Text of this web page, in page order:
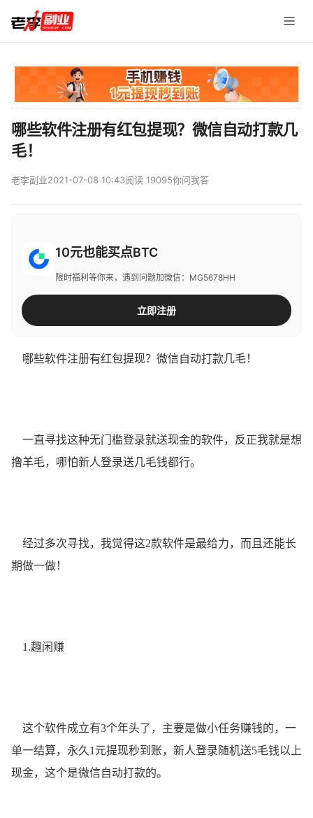
哪些软件注册有红包提现？微信自动打款几
毛！
老李副业2021-07-08 10:43阅读 19095你问我答
10元也能买点BTC
限时福利等你来，遇到问题加微信：MG5678HH
立即注册
哪些软件注册有红包提现？微信自动打款几毛！
一直寻找这种无门槛登录就送现金的软件，反正我就是想
撸羊毛，哪怕新人登录送几毛钱都行。
经过多次寻找，我觉得这2款软件是最给力，而且还能长
期做一做！
1.趣闲赚
这个软件成立有3个年头了，主要是做小任务赚钱的，一
单一结算，永久1元提现秒到账，新人登录随机送5毛钱以上
现金，这个是微信自动打款的。